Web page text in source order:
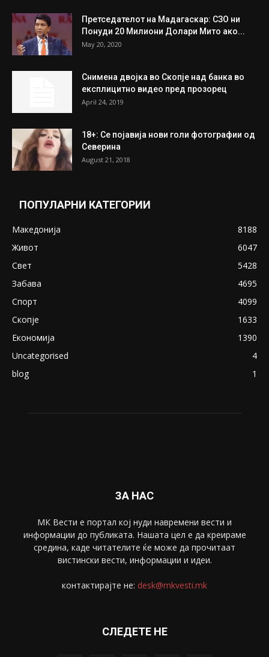
Претседателот на Мадагаскар: СЗО ни
Понуди 20 Милиони Долари Мито ако...
May 20, 2020
Снимена двојка во Скопје над банка во
експлицитно видео пред прозорец
April 24, 2019
18+: Се појавија нови голи фотографии од
Северина
August 21, 2018
ПОПУЛАРНИ КАТЕГОРИИ
Македонија
8188
Живот
6047
Свет
5428
Забава
4695
Спорт
4099
Скопје
1633
Економија
1390
Uncategorised
4
blog
1
ЗА НАС
МК Вести е портал коj нуди навремени вести и
информации до публиката. Нашата цел е да креираме
средина, каде читателите ќе може да прочитаат
вистински вести, информации и идеи.
контактирајте не: desk@mkvesti.mk
СЛЕДЕТЕ НЕ